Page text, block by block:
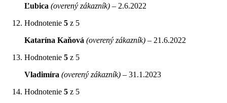
Ľubica (overený zákazník) – 2.6.2022
Hodnotenie 5 z 5
Katarína Kaňová (overený zákazník) – 21.6.2022
Hodnotenie 5 z 5
Vladimíra (overený zákazník) – 31.1.2023
Hodnotenie 5 z 5